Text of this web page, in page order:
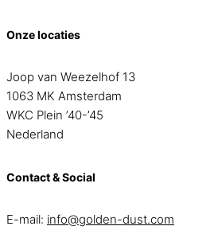
Onze locaties
Joop van Weezelhof 13
1063 MK Amsterdam
WKC Plein ’40-’45
Nederland
Contact & Social
E-mail: info@golden-dust.com